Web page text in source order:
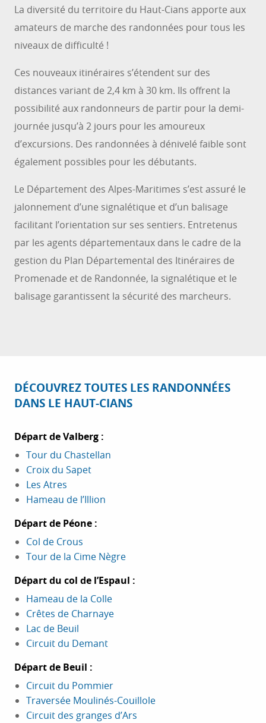
La diversité du territoire du Haut-Cians apporte aux
amateurs de marche des randonnées pour tous les
niveaux de difficulté !
Ces nouveaux itinéraires s’étendent sur des
distances variant de 2,4 km à 30 km. Ils offrent la
possibilité aux randonneurs de partir pour la demi-
journée jusqu’à 2 jours pour les amoureux
d’excursions. Des randonnées à dénivelé faible sont
également possibles pour les débutants.
Le Département des Alpes-Maritimes s’est assuré le
jalonnement d’une signalétique et d’un balisage
facilitant l’orientation sur ses sentiers. Entretenus
par les agents départementaux dans le cadre de la
gestion du Plan Départemental des Itinéraires de
Promenade et de Randonnée, la signalétique et le
balisage garantissent la sécurité des marcheurs.
DÉCOUVREZ TOUTES LES RANDONNÉES
DANS LE HAUT-CIANS
Départ de Valberg :
Tour du Chastellan
Croix du Sapet
Les Atres
Hameau de l’Illion
Départ de Péone :
Col de Crous
Tour de la Cime Nègre
Départ du col de l’Espaul :
Hameau de la Colle
Crêtes de Charnaye
Lac de Beuil
Circuit du Demant
Départ de Beuil :
Circuit du Pommier
Traversée Moulinés-Couillole
Circuit des granges d’Ars